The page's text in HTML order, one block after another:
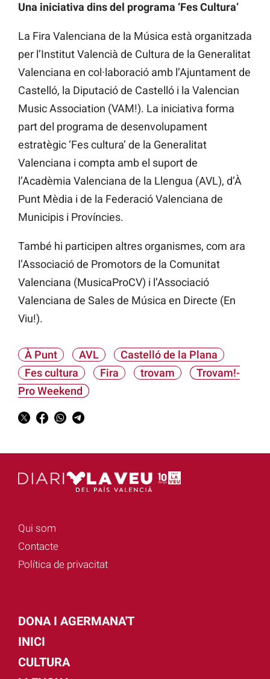
Una iniciativa dins del programa ‘Fes Cultura’
La Fira Valenciana de la Música està organitzada
per l’Institut Valencià de Cultura de la Generalitat
Valenciana en col·laboració amb l’Ajuntament de
Castelló, la Diputació de Castelló i la Valencian
Music Association (VAM!). La iniciativa forma
part del programa de desenvolupament
estratègic ‘Fes cultura’ de la Generalitat
Valenciana i compta amb el suport de
l’Acadèmia Valenciana de la Llengua (AVL), d’À
Punt Mèdia i de la Federació Valenciana de
Municipis i Províncies.
També hi participen altres organismes, com ara
l’Associació de Promotors de la Comunitat
Valenciana (MusicaProCV) i l’Associació
Valenciana de Sales de Música en Directe (En
Viu!).
À Punt AVL
Castelló de la Plana
Fes cultura
Fira trovam
Trovam!-
Pro Weekend
Qui som
Contacte
Política de privacitat
DONA I AGERMANA'T
INICI
CULTURA